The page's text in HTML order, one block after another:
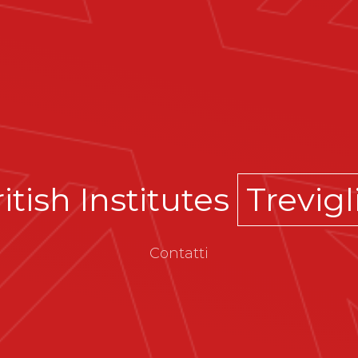
Institutes
Contatti